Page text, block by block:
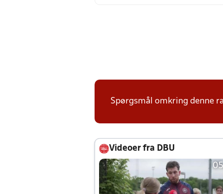
Spørgsmål omkring denne
Videoer fra DBU